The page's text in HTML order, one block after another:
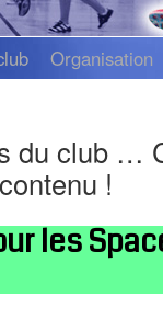
Organisation
du club …
!
les